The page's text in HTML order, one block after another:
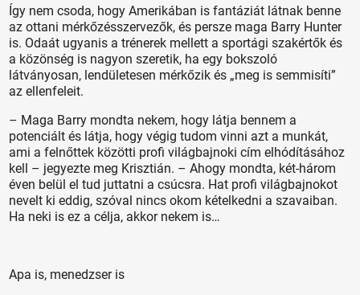
Így nem csoda, hogy Amerikában is fantáziát látnak benne
az ottani mérkőzésszervezők, és persze maga Barry Hunter
is. Odaát ugyanis a trénerek mellett a sportági szakértők és
a közönség is nagyon szeretik, ha egy bokszoló
látványosan, lendületesen mérkőzik és „meg is semmisíti”
az ellenfeleit.
– Maga Barry mondta nekem, hogy látja bennem a
potenciált és látja, hogy végig tudom vinni azt a munkát,
ami a felnőttek közötti profi világbajnoki cím elhódításához
kell – jegyezte meg Krisztián. – Ahogy mondta, két-három
éven belül el tud juttatni a csúcsra. Hat profi világbajnokot
nevelt ki eddig, szóval nincs okom kételkedni a szavaiban.
Ha neki is ez a célja, akkor nekem is…
Apa is, menedzser is